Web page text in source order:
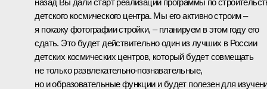
детского космического центра. Мы его активно строим –
я покажу фотографии стройки, – планируем в этом году его
сдать. Это будет действительно один из лучших в России
детских космических центров, который будет совмещать
не только развлекательно-познавательные,
но и образовательные функции и будет полезен для